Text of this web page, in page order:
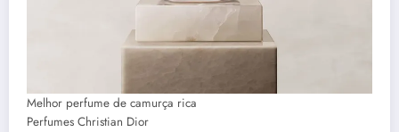
Melhor perfume de camurça rica
Perfumes Christian Dior